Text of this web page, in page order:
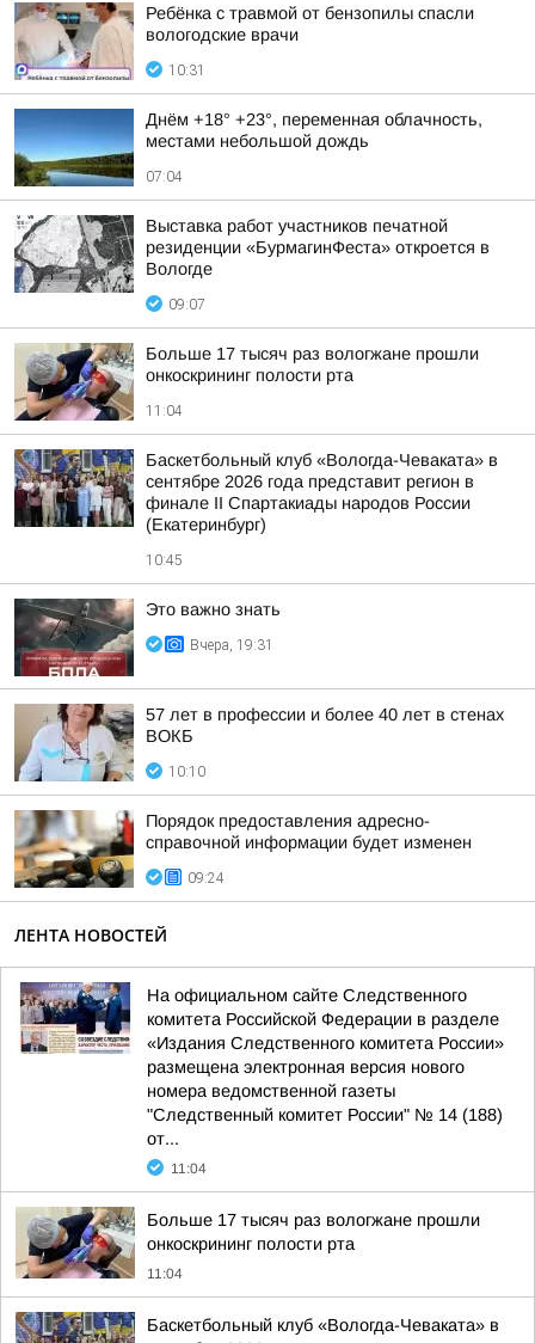
Ребёнка с травмой от бензопилы спасли
вологодские врачи
10:31
Днём +18° +23°, переменная облачность,
местами небольшой дождь
07:04
Выставка работ участников печатной
резиденции «БурмагинФеста» откроется в
Вологде
09:07
Больше 17 тысяч раз вологжане прошли
онкоскрининг полости рта
11:04
Баскетбольный клуб «Вологда-Чеваката» в
сентябре 2026 года представит регион в
финале II Спартакиады народов России
(Екатеринбург)
10:45
Это важно знать
Вчера, 19:31
57 лет в профессии и более 40 лет в стенах
ВОКБ
10:10
Порядок предоставления адресно-
справочной информации будет изменен
09:24
ЛЕНТА НОВОСТЕЙ
На официальном сайте Следственного
комитета Российской Федерации в разделе
«Издания Следственного комитета России»
размещена электронная версия нового
номера ведомственной газеты
"Следственный комитет России" № 14 (188)
от...
11:04
Больше 17 тысяч раз вологжане прошли
онкоскрининг полости рта
11:04
Баскетбольный клуб «Вологда-Чеваката» в